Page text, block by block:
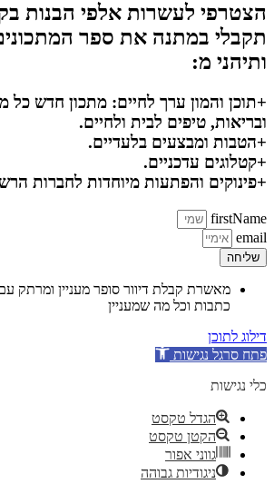
הצטרפי לעשרות אלפי הבנות
תקבלי במתנה את ספר
ותיהני מ:
+תוכן והמון ערך לחיים: מתכון חדש כל
ובריאות, טיפים לבית ולחיים.
+הטבות ומבצעים בלעדיים.
+קטלוגים עדכניים.
+פינוקים והפתעות מיוחדות לחברות
firstName
email
שליחה
מאשרת קבלת דיוור סופר מעניין ומרתק
כתבות וכל מה שמעניין
דילוג לתוכן
פתח סרגל נגישות
כלי נגישות
הגדל טקסט
הקטן טקסט
גווני אפור
ניגודיות גבוהה